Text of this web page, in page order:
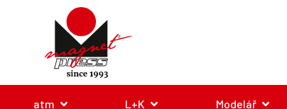
atm L+K Modelář